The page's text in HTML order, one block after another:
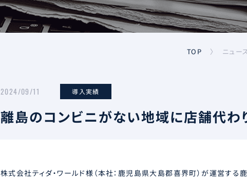
TOP 〉 ニュー
2024/09/11 導入実績
離島のコンビニがない地域に店舗代わ
株式会社ティダ・ワールド様（本社：鹿児島県大島郡喜界町）が運営す